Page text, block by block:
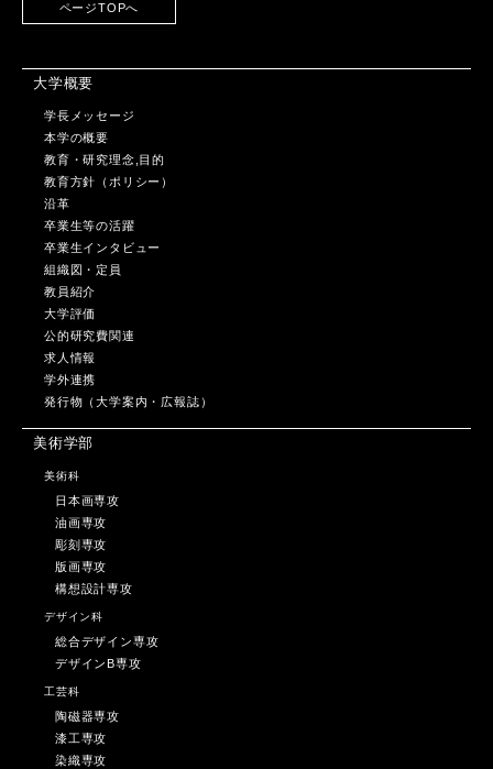
ページTOPへ
大学概要
学長メッセージ
本学の概要
教育・研究理念,目的
教育方針（ポリシー）
沿革
卒業生等の活躍
卒業生インタビュー
組織図・定員
教員紹介
大学評価
公的研究費関連
求人情報
学外連携
発行物（大学案内・広報誌）
美術学部
美術科
日本画専攻
油画専攻
彫刻専攻
版画専攻
構想設計専攻
デザイン科
総合デザイン専攻
デザインB専攻
工芸科
陶磁器専攻
漆工専攻
染織専攻